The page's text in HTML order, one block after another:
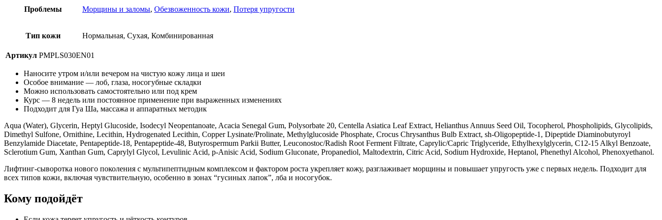
Проблемы Морщины и заломы, Обезвоженность кожи, Потеря упругости
Тип кожи Нормальная, Сухая, Комбинированная
Артикул PMPLS030EN01
Наносите утром и/или вечером на чистую кожу лица и шеи
Особое внимание — лоб, глаза, носогубные складки
Можно использовать самостоятельно или под крем
Курс — 8 недель или постоянное применение при выраженных изменениях
Подходит для Гуа Ша, массажа и аппаратных методик
Aqua (Water), Glycerin, Heptyl Glucoside, Isodecyl Neopentanoate, Acacia Senegal Gum, Polysorbate 20, Centella Asiatica Leaf Extract, Helianthus Annuus Seed Oil, Tocopherol, Phospholipids, Glycolipids,
Dimethyl Sulfone, Ornithine, Lecithin, Hydrogenated Lecithin, Copper Lysinate/Prolinate, Methylglucoside Phosphate, Crocus Chrysanthus Bulb Extract, sh-Oligopeptide-1, Dipeptide Diaminobutyroyl
Benzylamide Diacetate, Pentapeptide-18, Pentapeptide-48, Butyrospermum Parkii Butter, Leuconostoc/Radish Root Ferment Filtrate, Caprylic/Capric Triglyceride, Ethylhexylglycerin, C12-15 Alkyl Benzoate,
Sclerotium Gum, Xanthan Gum, Caprylyl Glycol, Levulinic Acid, p-Anisic Acid, Sodium Gluconate, Propanediol, Maltodextrin, Citric Acid, Sodium Hydroxide, Heptanol, Phenethyl Alcohol, Phenoxyethanol.
Лифтинг-сыворотка нового поколения с мультипептидным комплексом и фактором роста укрепляет кожу, разглаживает морщины и повышает упругость уже с первых недель. Подходит для
всех типов кожи, включая чувствительную, особенно в зонах “гусиных лапок”, лба и носогубок.
Кому подойдёт